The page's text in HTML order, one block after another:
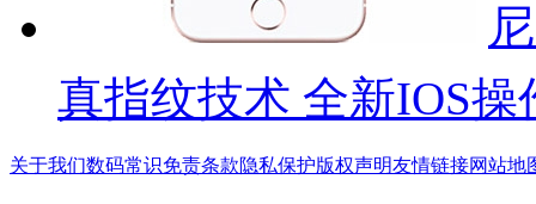
真指纹技术 全新IOS操
关于我们数码常识免责条款隐私保护版权声明友情链接网站地